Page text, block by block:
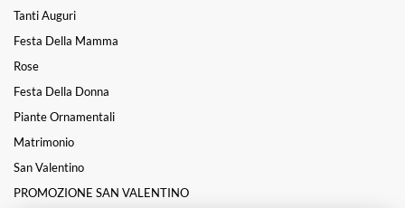
Tanti Auguri
Festa Della Mamma
Rose
Festa Della Donna
Piante Ornamentali
Matrimonio
San Valentino
PROMOZIONE SAN VALENTINO